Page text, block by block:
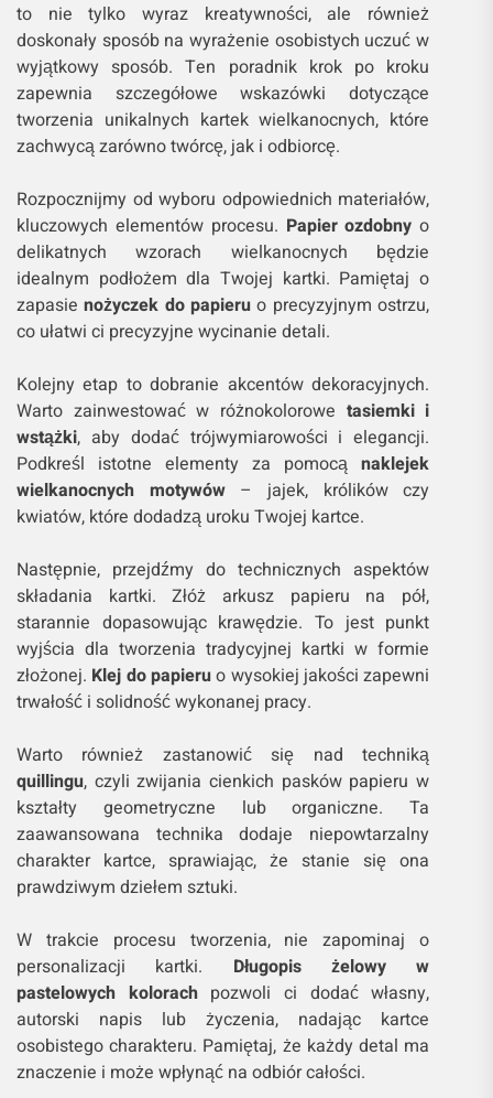
to nie tylko wyraz kreatywności, ale również
doskonały sposób na wyrażenie osobistych uczuć w
wyjątkowy sposób. Ten poradnik krok po kroku
zapewnia szczegółowe wskazówki dotyczące
tworzenia unikalnych kartek wielkanocnych, które
zachwycą zarówno twórcę, jak i odbiorcę.
Rozpocznijmy od wyboru odpowiednich materiałów,
kluczowych elementów procesu. Papier ozdobny o
delikatnych wzorach wielkanocnych będzie
idealnym podłożem dla Twojej kartki. Pamiętaj o
zapasienożyczek do papieru o precyzyjnym ostrzu,
co ułatwi ci precyzyjne wycinanie detali.
Kolejny etap to dobranie akcentów dekoracyjnych.
Warto zainwestować w różnokolorowe tasiemki i
wstążki, aby dodać trójwymiarowości i elegancji.
Podkreśl istotne elementy za pomocąnaklejek
wielkanocnych motywów– jajek, królików czy
kwiatów, które dodadzą uroku Twojej kartce.
Następnie, przejdźmy do technicznych aspektów
składania kartki. Złóż arkusz papieru na pół,
starannie dopasowując krawędzie. To jest punkt
wyjścia dla tworzenia tradycyjnej kartki w formie
złożonej. Klej do papieruo wysokiej jakości zapewni
trwałość i solidność wykonanej pracy.
Warto również zastanowić się nad techniką
quillingu, czyli zwijania cienkich pasków papieru w
kształty geometryczne lub organiczne. Ta
zaawansowana technika dodaje niepowtarzalny
charakter kartce, sprawiając, że stanie się ona
prawdziwym dziełem sztuki.
W trakcie procesu tworzenia, nie zapominaj o
personalizacji kartki. Długopis żelowy w
pastelowych kolorachpozwoli ci dodać własny,
autorski napis lub życzenia, nadając kartce
osobistego charakteru. Pamiętaj, że każdy detal ma
znaczenie i może wpłynąć na odbiór całości.